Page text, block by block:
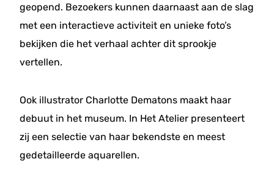
geopend. Bezoekers kunnen daarnaast aan de slag
met een interactieve activiteit en unieke foto’s
bekijken die het verhaal achter dit sprookje
vertellen.
Ook illustrator Charlotte Dematons maakt haar
debuut in het museum. In Het Atelier presenteert
zij een selectie van haar bekendste en meest
gedetailleerde aquarellen.